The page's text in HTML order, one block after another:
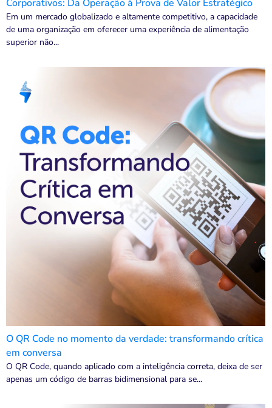
Corporativos: Da Operação à Prova de Valor Estratégico
Em um mercado globalizado e altamente competitivo, a capacidade
de uma organização em oferecer uma experiência de alimentação
superior não...
O QR Code no momento da verdade: transformando crítica
em conversa
O QR Code, quando aplicado com a inteligência correta, deixa de ser
apenas um código de barras bidimensional para se...